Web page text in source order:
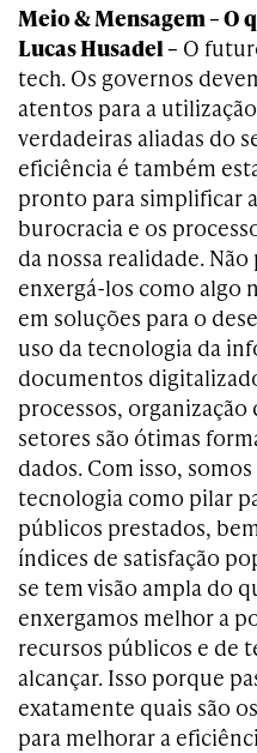
Meio & Mensagem – O
Lucas Husadel – O
tech. Os governos
atentos para a
verdadeiras aliadas do
eficiência é também
pronto para simplificar
burocracia e os
da nossa realidade.
enxergá-los como algo
em soluções para o
uso da tecnologia da
documentos
processos,
setores são ótimas
dados. Com isso,
tecnologia como pilar
públicos prestados,
índices de satisfação
se tem visão ampla do
enxergamos melhor a
recursos públicos e de
alcançar. Isso porque
exatamente quais são
para melhorar a